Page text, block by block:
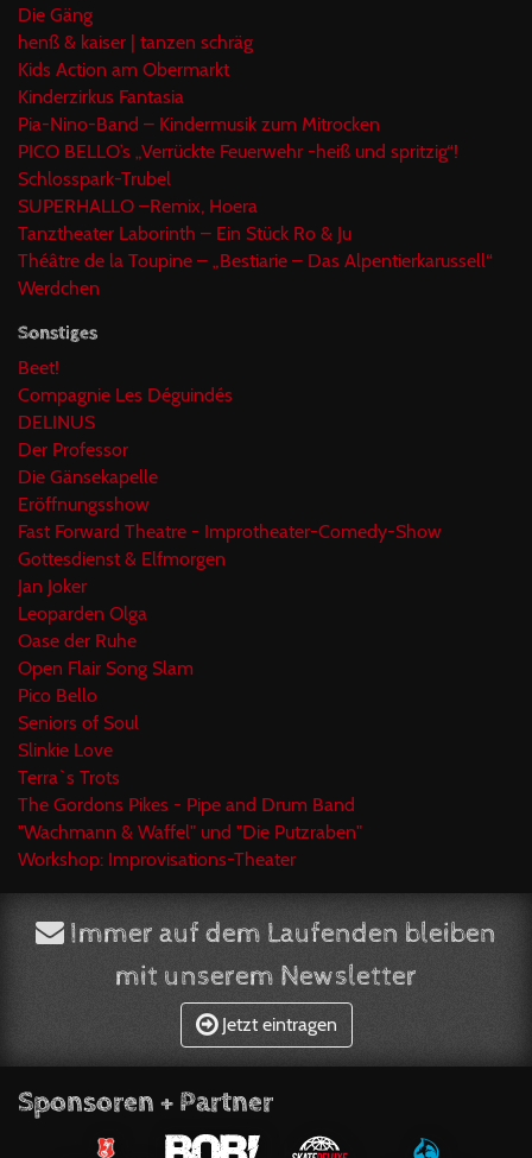
Die Gäng
henß & kaiser | tanzen schräg
Kids Action am Obermarkt
Kinderzirkus Fantasia
Pia-Nino-Band – Kindermusik zum Mitrocken
PICO BELLO’s „Verrückte Feuerwehr -heiß und spritzig“!
Schlosspark-Trubel
SUPERHALLO –Remix, Hoera
Tanztheater Laborinth – Ein Stück Ro & Ju
Théâtre de la Toupine – „Bestiarie – Das Alpentierkarussell“
Werdchen
Sonstiges
Beet!
Compagnie Les Déguindés
DELINUS
Der Professor
Die Gänsekapelle
Eröffnungsshow
Fast Forward Theatre - Improtheater-Comedy-Show
Gottesdienst & Elfmorgen
Jan Joker
Leoparden Olga
Oase der Ruhe
Open Flair Song Slam
Pico Bello
Seniors of Soul
Slinkie Love
Terra`s Trots
The Gordons Pikes - Pipe and Drum Band
"Wachmann & Waffel" und "Die Putzraben"
Workshop: Improvisations-Theater
Immer auf dem Laufenden bleiben
mit unserem Newsletter
Jetzt eintragen
Sponsoren + Partner